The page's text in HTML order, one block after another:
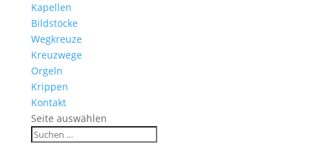
Kapellen
Bild­stöcke
Wegkreuze
Kreuz­wege
Orgeln
Krippen
Kontakt
Seite auswählen